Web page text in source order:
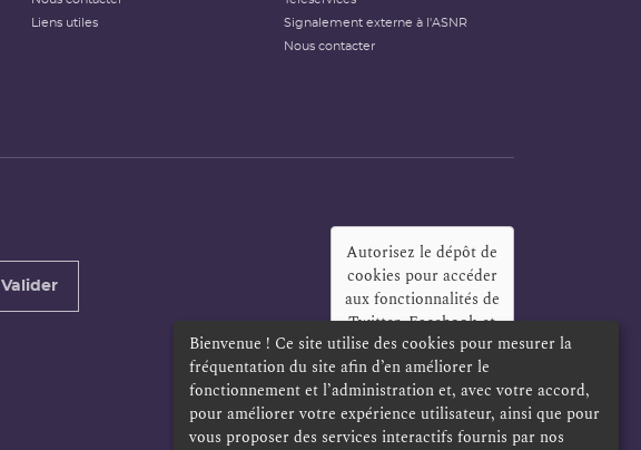
Liens utiles
Signalement externe à l'ASNR
Nous contacter
Valider
Autorisez le dépôt de
cookies pour accéder
aux fonctionnalités de
Twitter, Facebook et
LinkedIn?
Oui
Toujours
Bienvenue ! Ce site utilise des cookies pour mesurer la
fréquentation du site afin d’en améliorer le
fonctionnement et l’administration et, avec votre accord,
pour améliorer votre expérience utilisateur, ainsi que pour
vous proposer des services interactifs fournis par nos